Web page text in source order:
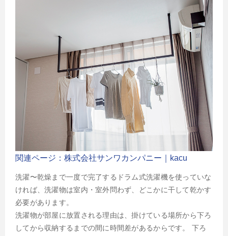
関連ページ：株式会社サンワカンパニー｜kacu
洗濯〜乾燥まで一度で完了するドラム式洗濯機を使っていな
ければ、洗濯物は室内・室外問わず、どこかに干して乾かす
必要があります。
洗濯物が部屋に放置される理由は、掛けている場所から下ろ
してから収納するまでの間に時間差があるからです。 下ろ